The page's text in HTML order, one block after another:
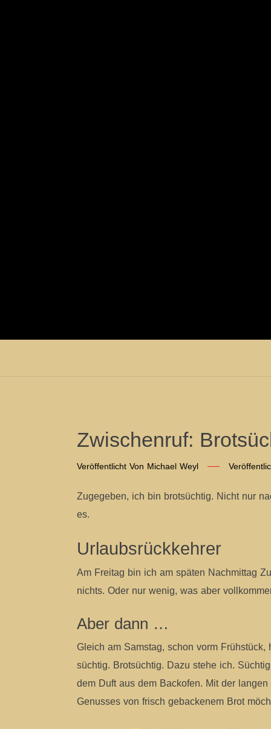
Zwischenruf:
Veröffentlicht Von Michael Weyl
Zugegeben, ich bin brotsüchtig. Nicht nur
es.
Urlaubsrückkehrer
Am Freitag bin ich am späten Nachmittag
nichts. Oder nur wenig, was aber
Aber dann …
Gleich am Samstag, schon vorm
süchtig. Brotsüchtig. Dazu stehe ich.
dem Duft aus dem Backofen. Mit der
Genusses von frisch gebackenem Brot